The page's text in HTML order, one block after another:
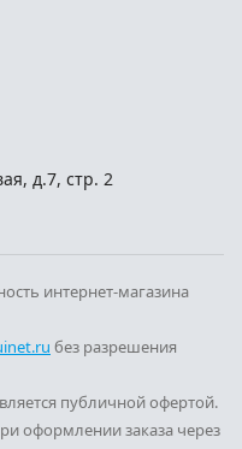
д.7, стр. 2
интернет-магазина
без разрешения
публичной офертой.
оформлении заказа через